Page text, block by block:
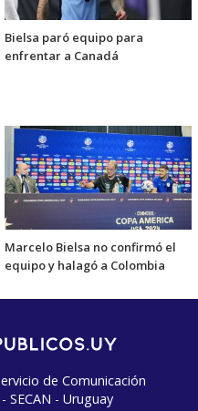
Bielsa paró equipo para
enfrentar a Canadá
Marcelo Bielsa no confirmó el
equipo y halagó a Colombia
de Comunicación
SECAN - Uruguay